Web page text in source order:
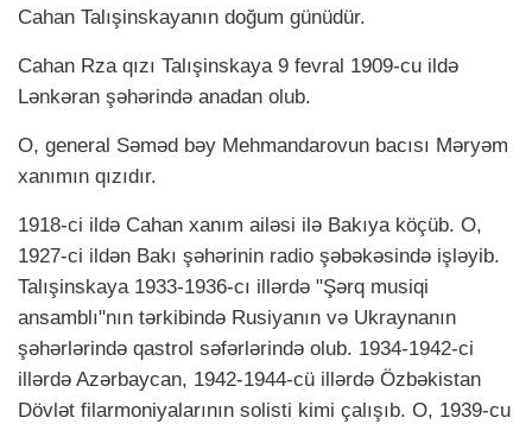
Cahan Talışinskayanın doğum günüdür.
Cahan Rza qızı Talışinskaya 9 fevral 1909-cu ildə
Lənkəran şəhərində anadan olub.
O, general Səməd bəy Mehmandarovun bacısı Məryəm
xanımın qızıdır.
1918-ci ildə Cahan xanım ailəsi ilə Bakıya köçüb. O,
1927-ci ildən Bakı şəhərinin radio şəbəkəsində işləyib.
Talışinskaya 1933-1936-cı illərdə "Şərq musiqi
ansamblı"nın tərkibində Rusiyanın və Ukraynanın
şəhərlərində qastrol səfərlərində olub. 1934-1942-ci
illərdə Azərbaycan, 1942-1944-cü illərdə Özbəkistan
Dövlət filarmoniyalarının solisti kimi çalışıb. O, 1939-cu